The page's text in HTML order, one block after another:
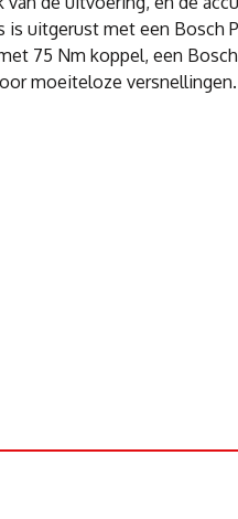
is uitgerust met een Bosch
75 Nm koppel, een
moeiteloze versnellingen.